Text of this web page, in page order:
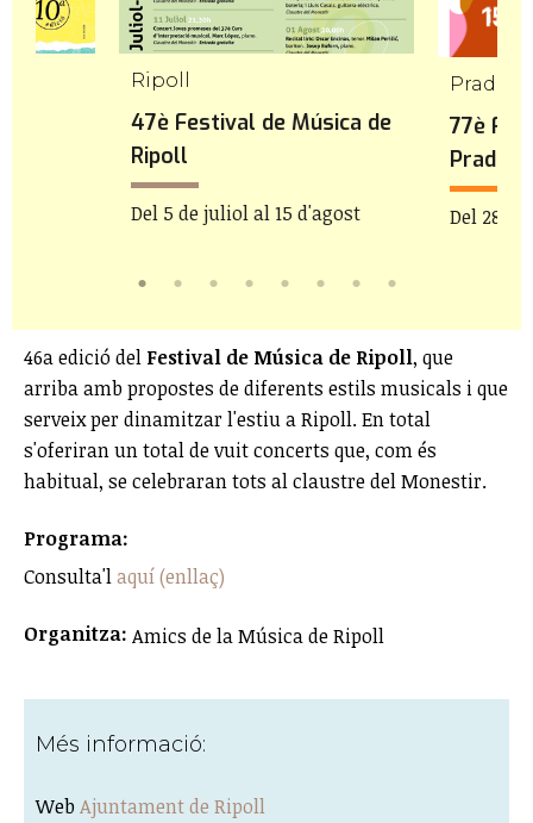
Ripoll
47è Festival de Música de
Ripoll
Del 5 de juliol al 15 d'agost
Prada
77è
Prada
Del 28
46a edició del Festival de Música de Ripoll, que
arriba amb propostes de diferents estils musicals i que
serveix per dinamitzar l'estiu a Ripoll. En total
s'oferiran un total de vuit concerts que, com és
habitual, se celebraran tots al claustre del Monestir.
Programa:
Consulta'laquí (enllaç)
Organitza: Amics de la Música de Ripoll
Més informació:
Web Ajuntament de Ripoll